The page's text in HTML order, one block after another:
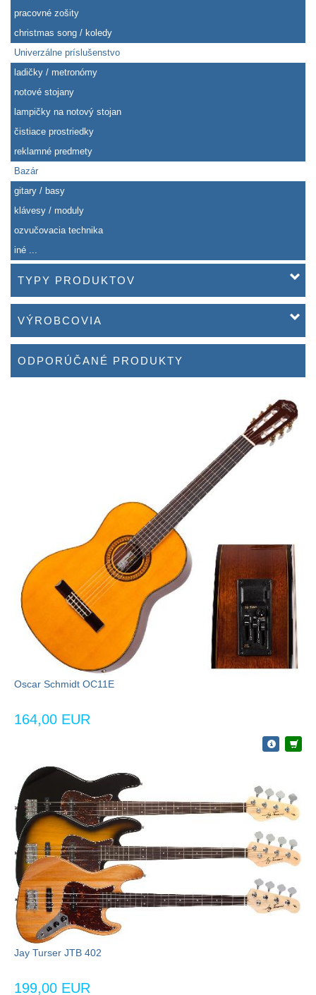
pracovné zošity
christmas song / koledy
Univerzálne príslušenstvo
ladičky / metronómy
notové stojany
lampičky na notový stojan
čistiace prostriedky
reklamné predmety
Bazár
gitary / basy
klávesy / moduly
ozvučovacia technika
iné ...
TYPY PRODUKTOV
VÝROBCOVIA
ODPORÚČANÉ PRODUKTY
Oscar Schmidt OC11E
164,00 EUR
Jay Turser JTB 402
199,00 EUR